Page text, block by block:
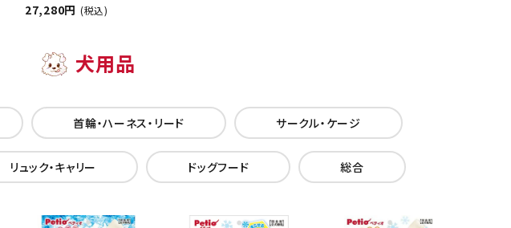
27,280円 (税込)
犬用品
首輪・ハーネス・リード サークル・ケージ
リュック・キャリー ドッグフード 総合